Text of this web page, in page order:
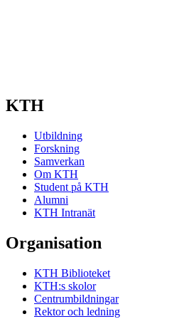
KTH
Utbildning
Forskning
Samverkan
Om KTH
Student på KTH
Alumni
KTH Intranät
Organisation
KTH Biblioteket
KTH:s skolor
Centrumbildningar
Rektor och ledning